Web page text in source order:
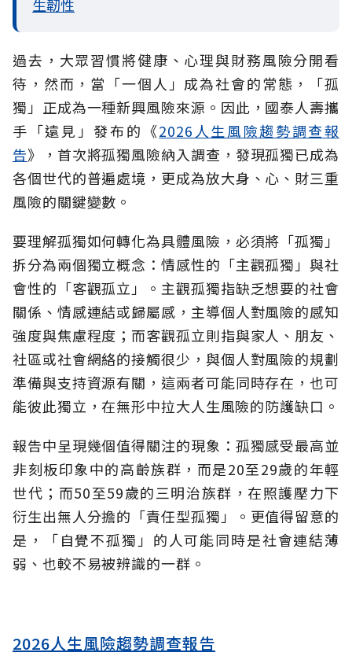
生韌性
過去，大眾習慣將健康、心理與財務風險分開看
待，然而，當「一個人」成為社會的常態，「孤
獨」正成為一種新興風險來源。因此，國泰人壽攜
手「遠見」發布的《2026人生風險趨勢調查報
告》，首次將孤獨風險納入調查，發現孤獨已成為
各個世代的普遍處境，更成為放大身、心、財三重
風險的關鍵變數。
要理解孤獨如何轉化為具體風險，必須將「孤獨」
拆分為兩個獨立概念：情感性的「主觀孤獨」與社
會性的「客觀孤立」。主觀孤獨指缺乏想要的社會
關係、情感連結或歸屬感，主導個人對風險的感知
強度與焦慮程度；而客觀孤立則指與家人、朋友、
社區或社會網絡的接觸很少，與個人對風險的規劃
準備與支持資源有關，這兩者可能同時存在，也可
能彼此獨立，在無形中拉大人生風險的防護缺口。
報告中呈現幾個值得關注的現象：孤獨感受最高並
非刻板印象中的高齡族群，而是20至29歲的年輕
世代；而50至59歲的三明治族群，在照護壓力下
衍生出無人分擔的「責任型孤獨」。更值得留意的
是，「自覺不孤獨」的人可能同時是社會連結薄
弱、也較不易被辨識的一群。
2026人生風險趨勢調查報告